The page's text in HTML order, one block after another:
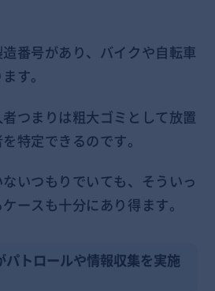
番号があり、バイクや自転車
す。
つまりは粗大ゴミとして放置
特定できるのです。
いつもりでいても、そういっ
ースも十分にあり得ます。
パトロールや情報収集を実施